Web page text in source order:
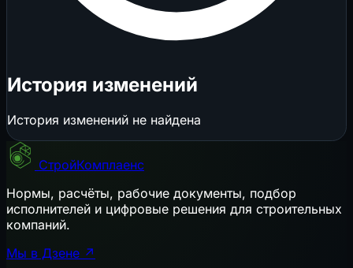
История изменений
История изменений не найдена
СтройКомплаенс
Нормы, расчёты, рабочие документы, подбор
исполнителей и цифровые решения для строительных
компаний.
Мы в Дзене ↗